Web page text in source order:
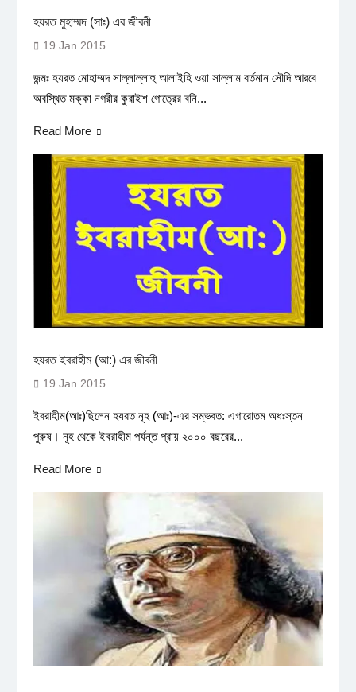
হযরত মুহাম্মদ (সাঃ) এর জীবনী
19 Jan 2015
জন্মঃ হযরত মোহাম্মদ সাল্লাল্লাহু আলাইহি ওয়া সাল্লাম বর্তমান সৌদি আরবে
অবস্থিত মক্কা নগরীর কুরাইশ গোত্রের বনি...
Read More
হযরত ইবরাহীম (আ:) এর জীবনী
19 Jan 2015
ইবরাহীম(আঃ)ছিলেন হযরত নূহ (আঃ)-এর সম্ভবত: এগারোতম অধঃস্তন
পুরুষ। নূহ থেকে ইবরাহীম পর্যন্ত প্রায় ২০০০ বছরের...
Read More